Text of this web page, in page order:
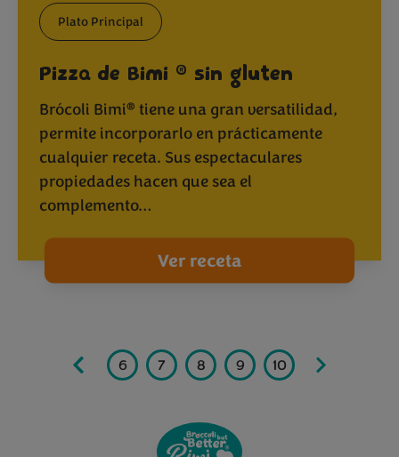
Plato Principal
Pizza de Bimi ® sin gluten
Brócoli Bimi® tiene una gran versatilidad,
permite incorporarlo en prácticamente
cualquier receta. Sus espectaculares
propiedades hacen que sea el
complemento…
Ver receta
5 6 7 8 9 10 11